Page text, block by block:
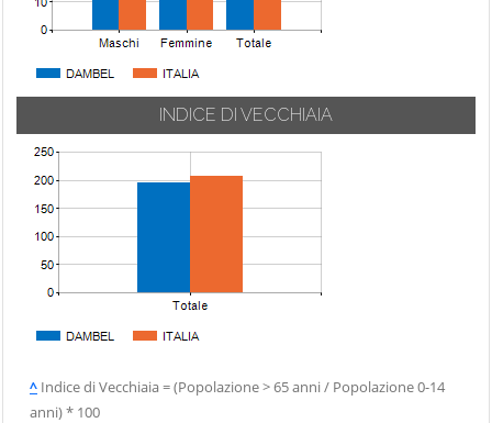
INDICE DI VECCHIAIA
^ Indice di Vecchiaia = (Popolazione > 65 anni / Popolazione 0-14
anni) * 100